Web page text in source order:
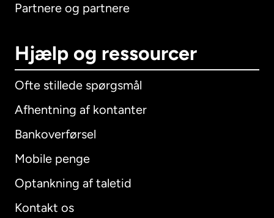
Partnere og partnere
Hjælp og ressourcer
Ofte stillede spørgsmål
Afhentning af kontanter
Bankoverførsel
Mobile penge
Optankning af taletid
Kontakt os